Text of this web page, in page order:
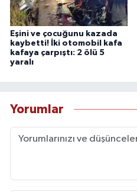
Eşini ve çocuğunu kazada
kaybetti! İki otomobil kafa
kafaya çarpıştı: 2 ölü 5
yaralı
Yorumlar